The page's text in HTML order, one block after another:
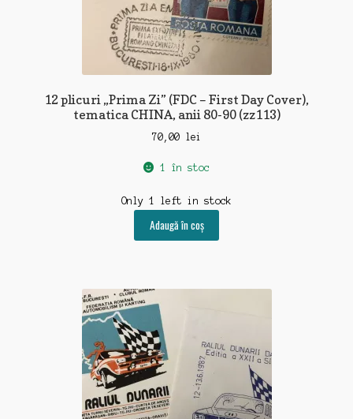
12 plicuri „Prima Zi” (FDC – First Day Cover),
tematica CHINA, anii 80-90 (zz113)
70,00 lei
1 în stoc
Only 1 left in stock
Adaugă în coș